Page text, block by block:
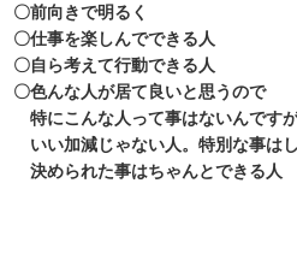
〇前向きで明るく
〇仕事を楽しんでできる人
〇自ら考えて行動できる人
〇色んな人が居て良いと思うので
特にこんな人って事はないんですが
いい加減じゃない人。特別な事は
決められた事はちゃんとできる人